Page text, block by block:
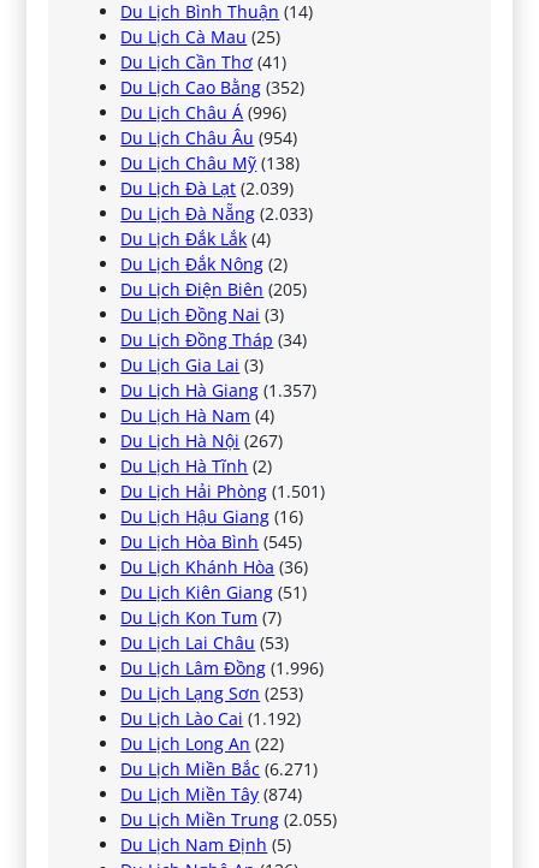
Du Lịch Bình Thuận (14)
Du Lịch Cà Mau (25)
Du Lịch Cần Thơ (41)
Du Lịch Cao Bằng (352)
Du Lịch Châu Á (996)
Du Lịch Châu Âu (954)
Du Lịch Châu Mỹ (138)
Du Lịch Đà Lạt (2.039)
Du Lịch Đà Nẵng (2.033)
Du Lịch Đắk Lắk (4)
Du Lịch Đắk Nông (2)
Du Lịch Điện Biên (205)
Du Lịch Đồng Nai (3)
Du Lịch Đồng Tháp (34)
Du Lịch Gia Lai (3)
Du Lịch Hà Giang (1.357)
Du Lịch Hà Nam (4)
Du Lịch Hà Nội (267)
Du Lịch Hà Tĩnh (2)
Du Lịch Hải Phòng (1.501)
Du Lịch Hậu Giang (16)
Du Lịch Hòa Bình (545)
Du Lịch Khánh Hòa (36)
Du Lịch Kiên Giang (51)
Du Lịch Kon Tum (7)
Du Lịch Lai Châu (53)
Du Lịch Lâm Đồng (1.996)
Du Lịch Lạng Sơn (253)
Du Lịch Lào Cai (1.192)
Du Lịch Long An (22)
Du Lịch Miền Bắc (6.271)
Du Lịch Miền Tây (874)
Du Lịch Miền Trung (2.055)
Du Lịch Nam Định (5)